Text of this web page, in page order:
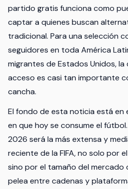
partido gratis funciona como
captar a quienes buscan
tradicional. Para una selección
seguidores en toda América
migrantes de Estados Unidos,
acceso es casi tan importante
cancha.
El fondo de esta noticia está en
en que hoy se consume el
2026 será la más extensa y
reciente de la FIFA, no solo por
sino por el tamaño del mercado
pelea entre cadenas y